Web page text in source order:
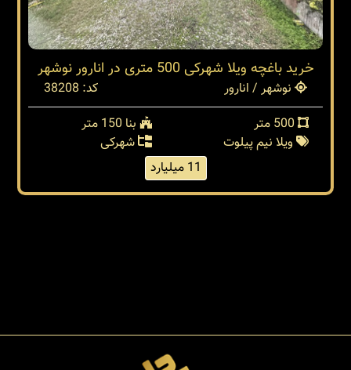
خرید باغچه ویلا شهرکی 500 متری در انارور نوشهر
نوشهر / انارور
کد: 38208
بنا 150 متر
ویلا نیم پیلوت
شهرکی
11 میلیارد